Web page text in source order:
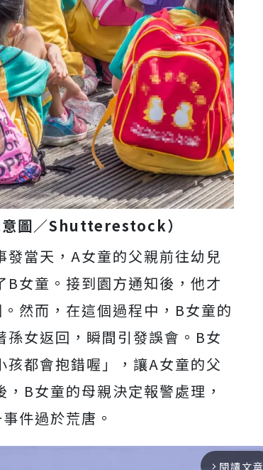
圖／Shutterestock）
當天，A女童的父親前往幼兒
女童。接到園方通知後，他才
然而，在這個過程中，B女童的
女返回，瞬間引發誤會。B女
都會抱錯喔」，讓A女童的父
B女童的母親決定報警處理，
件過於荒唐。
arrow_forward_ios 閱讀文章